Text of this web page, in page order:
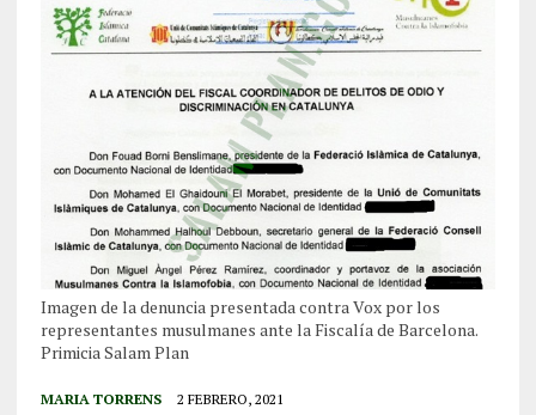
Imagen de la denuncia presentada contra Vox por los
representantes musulmanes ante la Fiscalía de Barcelona.
Primicia Salam Plan
MARIA TORRENS 2 FEBRERO, 2021